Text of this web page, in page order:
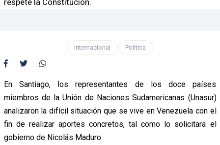
Internacional Política
En Santiago, los representantes de los doce países
miembros de la Unión de Naciones Sudamericanas (Unasur)
analizaron la difícil situación que se vive en Venezuela con el
fin de realizar aportes concretos, tal como lo solicitara el
gobierno de Nicolás Maduro.